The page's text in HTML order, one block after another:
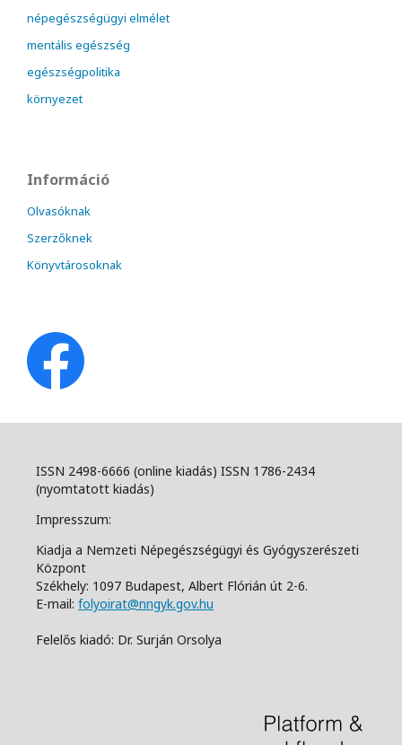
népegészségügyi elmélet
mentális egészség
egészségpolitika
környezet
Információ
Olvasóknak
Szerzőknek
Könyvtárosoknak
ISSN 2498-6666 (online kiadás) ISSN 1786-2434
(nyomtatott kiadás)
Impresszum:
Kiadja a Nemzeti Népegészségügyi és Gyógyszerészeti
Központ
Székhely: 1097 Budapest, Albert Flórián út 2-6.
E-mail: folyoirat@nngyk.gov.hu
Felelős kiadó: Dr. Surján Orsolya